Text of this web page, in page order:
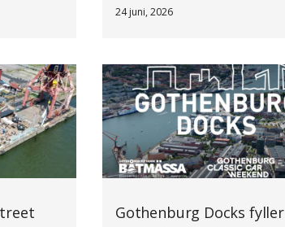
24 juni, 2026
Gothenburg Docks fyller